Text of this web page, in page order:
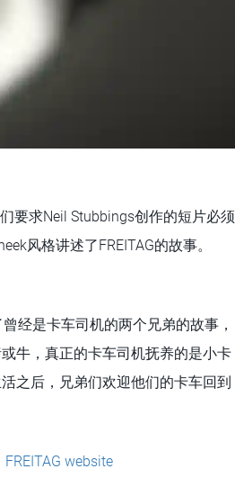
要求Neil Stubbings创作的短片必须
风格讲述了FREITAG的故事。
经是卡车司机的两个兄弟的故事，
牛，真正的卡车司机抚养的是小卡
之后，兄弟们欢迎他们的卡车回到
FREITAG website